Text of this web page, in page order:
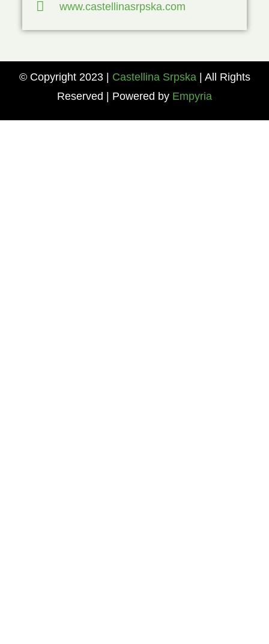
www.castellinasrpska.com
© Copyright 2023 | Castellina Srpska | All Rights
Reserved | Powered by Empyria